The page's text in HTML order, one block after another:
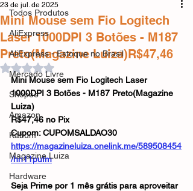
Todos Produtos
AliExpress
AliExpress - Estoque no Brasil
Mercado Livre
Shopee
Amazon
Kabum
Magazine Luiza
Hardware
Mini Mouse sem Fio Logitech
Laser 1000DPI 3 Botões - M187
Preto(Magazine Luiza)R$47,46
23 de jul. de 2025
Avaliado com NaN de 5 estrelas.
Mini Mouse sem Fio Logitech Laser
1000DPI 3 Botões - M187 Preto(Magazine
Luiza)
R$47,46 no Pix
Cupom: CUPOMSALDAO30
https://magazineluiza.onelink.me/589508454
/hn11pufm
Seja Prime por 1 mês grátis para aproveitar